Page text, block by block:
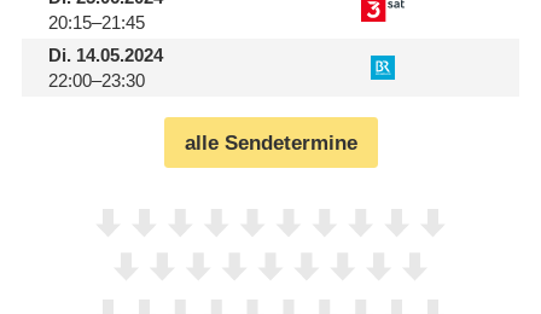
20:15–21:45
Di.14.05.2024
22:00–23:30
alle Sendetermine